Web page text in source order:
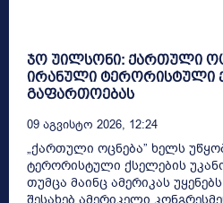
ჯო უილსონი: ქართული
ირანული ტერორისტული
გაფართოებას
09 Აგვისტო 2026, 12:24
„ქართული ოცნება” ხელს
ტერორისტული ქსელების
თუმცა მაინც ამერიკას